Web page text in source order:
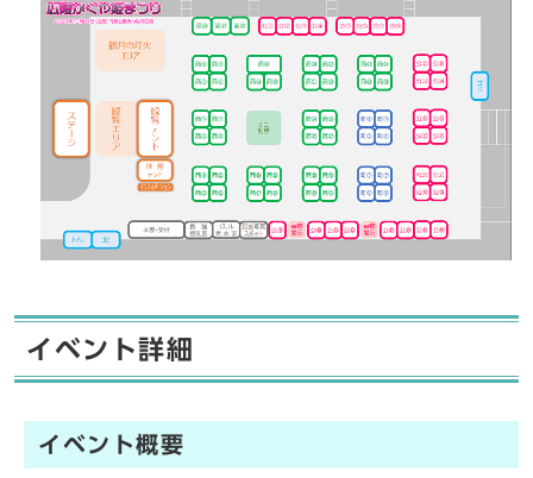
イベント詳細
イベント概要